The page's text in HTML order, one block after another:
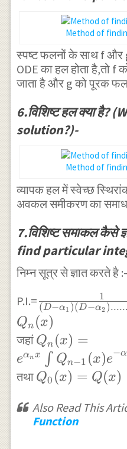
}
-{
}
{
}
{
}
{
}{
x
-
{
e
}{
}{
} } \\
(3)\quad
y={ c
}_{ 1 }{
e }^{ 2x
}_{ 2 }{
e }^{ x
}+\frac
{ 1 }{ 12
} { e }^{
5x }\\
y={ c
}_{ 1
}\cos {
2x } +{
c }_{ 2
}\sin {
2x }
+\sin {
x } \log
{ \left(
\sec { x
} +\tan
Method of
स्पष्ट फलनों के साथ f
ODE का हल होता है,तो f
जाता है और g को पूरक
6.विशिष्ट हल क्या है?
solution?)-
Method of
व्यापक हल में स्वेच्छ
अवकल समीकरण का
7.विशिष्ट समाकल कैसे
find particular
निम्न सूत्र से ज्ञात करते है :-
P.I.=\frac {
1 }{
(D-{
\alpha
}_{ 1
})(D-{
\alpha
}_{ 2
(D−α1 )(D−α2 )......
1
Qn (x)
जहां { Q
}_{ n }
(x)={
\alpha
}_{ n
Qn (x) =
eαnx ∫ Qn−1 (x)e
−α
तथा { Q }_{ 0
(x)=Q(x)
Q0 (x) = Q(x)
Also Read This
Function